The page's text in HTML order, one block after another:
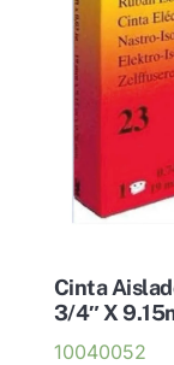
Cinta
3/4″ X
10040052